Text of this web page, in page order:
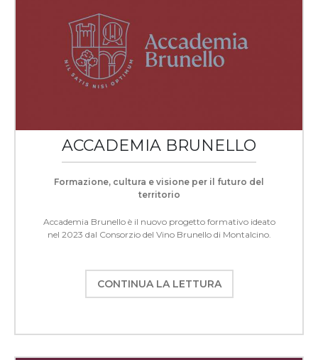
ACCADEMIA BRUNELLO
Formazione, cultura e visione per il futuro del
territorio
Accademia Brunello è il nuovo progetto formativo ideato
nel 2023 dal Consorzio del Vino Brunello di Montalcino.
CONTINUA LA LETTURA